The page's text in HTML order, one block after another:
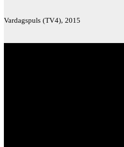
Vardagspuls (TV4), 2015